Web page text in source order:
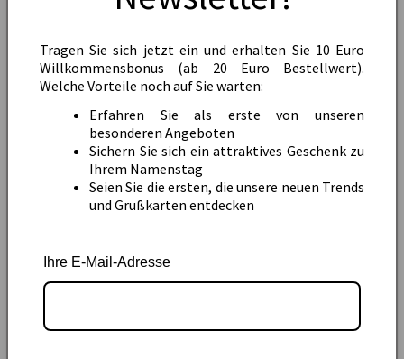
9 Bewertungen
7
2
0
0
Tragen Sie sich jetzt ein und erhalten Sie 10 Euro
Willkommensbonus (ab 20 Euro Bestellwert).
Welche Vorteile noch auf Sie warten:
Erfahren Sie als erste von unseren
besonderen Angeboten
Sichern Sie sich ein attraktives Geschenk zu
Ihrem Namenstag
Seien Sie die ersten, die unsere neuen Trends
und Grußkarten entdecken
Ihre E-Mail-Adresse